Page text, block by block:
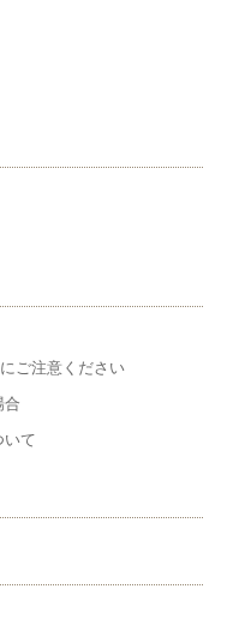
ご注意ください
合
いて